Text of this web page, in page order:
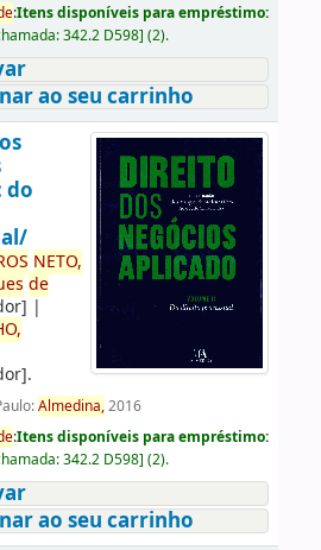
:Itens disponíveis para empréstimo:
342.2 D598] (2).
ao seu carrinho
do
NETO,
de
|
.
Almedina,2016
:Itens disponíveis para empréstimo:
342.2 D598] (2).
ao seu carrinho